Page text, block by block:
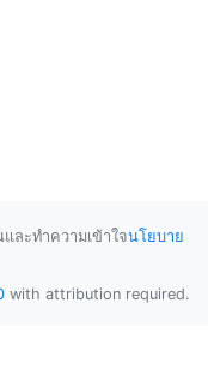
ละทำความเข้าใจนโยบาย
with attribution required.